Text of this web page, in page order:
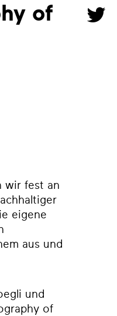
of
wir fest an
eigene
aus und
und
of